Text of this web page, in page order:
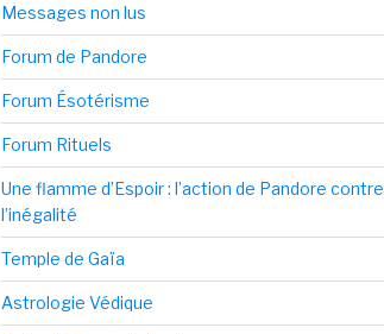
Messages non lus
Forum de Pandore
Forum Ésotérisme
Forum Rituels
Une flamme d’Espoir : l’action de Pandore contre
l’inégalité
Temple de Gaïa
Astrologie Védique